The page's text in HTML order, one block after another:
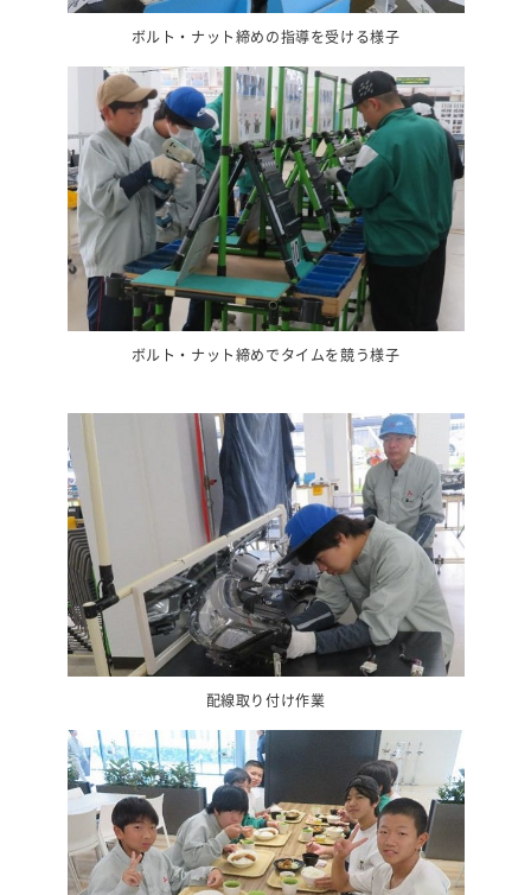
ボルト・ナット締めの指導を受ける様子
ボルト・ナット締めでタイムを競う様子
配線取り付け作業